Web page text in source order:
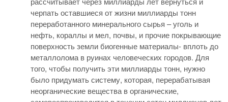
черпать оставшиеся от жизни миллиарды тонн
переработанного минерального сырья – уголь и
нефть, кораллы и мел, почвы, и прочие покрывающие
поверхность земли биогенные материалы- вплоть до
металлолома в руинах человеческих городов. Для
того, чтобы получить эти миллиарды тонн, нужно
было придумать систему, которая, перерабатывая
неорганические вещества в органические,